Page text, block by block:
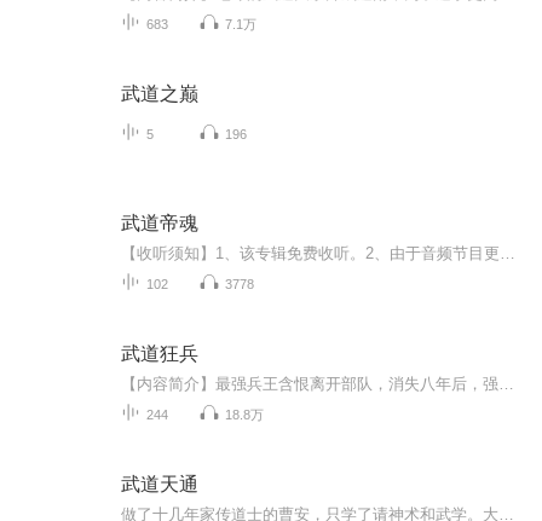
683 7.1万
武道之巅
5 196
武道帝魂
102 3778
武道狂兵
244 18.8万
武道天通